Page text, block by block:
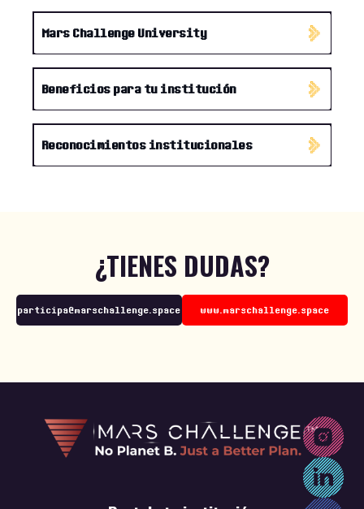
Mars Challenge University
Beneficios para tu institución
Reconocimientos institucionales
¿TIENES DUDAS?
participa@marschallenge.space www.marschallenge.space